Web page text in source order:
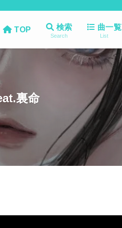
TOP 検索
Search
曲一覧
List
裏命